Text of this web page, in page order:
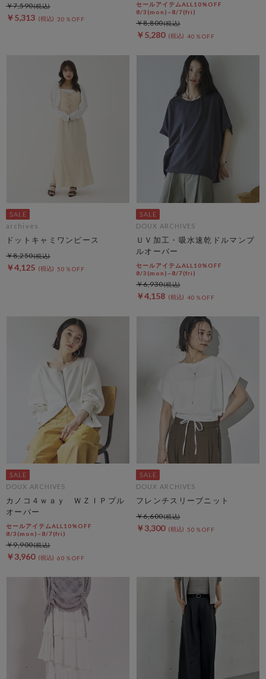
￥5,313 30％OFF
￥7,590
セールアイテムALL10%OFF
8/3(mon)~8/7(fri)
￥5,280 40％OFF
￥8,800
archives
ドットキャミワンピース
￥4,125 50％OFF
￥8,250
DOUX ARCHIVES
ＵＶ加工・吸水速乾ドルマンプ
ルオーバー
セールアイテムALL10%OFF
8/3(mon)~8/7(fri)
￥4,158 40％OFF
￥6,930
DOUX ARCHIVES
カノコ４ｗａｙ ＷＺＩＰプル
オーバー
セールアイテムALL10%OFF
8/3(mon)~8/7(fri)
￥3,960 60％OFF
￥9,900
DOUX ARCHIVES
フレンチスリーブニット
￥3,300 50％OFF
￥6,600